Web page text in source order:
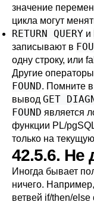
значение
цикла могут
RETURN QUERY и
записывают в
одну строку, или
Другие операторы
FOUND. Помните в
вывод GET
FOUND является
функции PL/
только на
42.5.6. Не
Иногда бывает
ничего.
ветвей if/then/else